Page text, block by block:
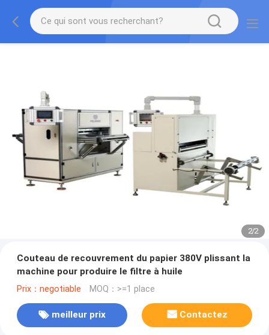
2/2
Couteau de recouvrement du papier 380V plissant la
machine pour produire le filtre à huile
Prix：negotiable MOQ：>=1 place
meilleur prix Contactez